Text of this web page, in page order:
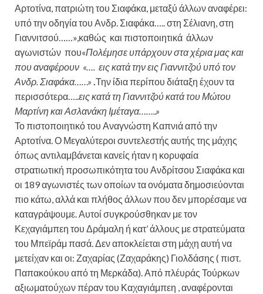
Αρτοτίνα, πατριώτη του Σιαφάκα, μεταξύ άλλων αναφέρει:
υπό την οδηγία του Ανδρ. Σιαφάκα….. στη Σέλιανη, στη
Γιαννιτσού……»,καθώς και πιστοποιητικά άλλων
αγωνιστών που«Πολέμησε υπάρχουν στα χέρια μας και
που αναφέρουν «…. εις κατά την εις Γιαννιτζού υπό τον
Ανδρ. Σιαφάκα……» .Την ίδια περίπου διάταξη έχουν τα
περισσότερα…..εις κατά τη Γιαννιτζού κατά του Μώτου
Μαρτίνη και Ασλανάκη Ιμέταγα……..»
Το πιστοποιητικό του Αναγνώστη Καπνιά από την
Αρτοτίνα. Ο Μεγαλύτεροι συντελεστής αυτής της μάχης
όπως αντιλαμβάνεται κανείς ήταν η κορυφαία
στρατιωτική προσωπικότητα του Ανδρίτσου Σιαφάκα και
οι 189 αγωνιστές των οποίων τα ονόματα δημοσιεύονται
πιο κάτω, αλλά και πλήθος άλλων που δεν μπορέσαμε να
καταγράψουμε. Αυτοί συγκρούσθηκαν με τον
Κεχαγιάμπεη του Δράμαλη ή κατ’ άλλους με στρατεύματα
του Μπεϊράμ πασά. Δεν αποκλείεται στη μάχη αυτή να
μετείχαν και οι: Ζαχαρίας (Ζαχαράκης) Γιολδάσης ( πιστ.
Παπακούκου από τη Μερκάδα). Από πλέυράς Τούρκων
αξιωματούχων πέραν του Καχαγιάμπεη , αναφέρονται